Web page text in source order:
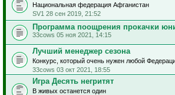
Национальная федерация Афганистан
SV1 28 сен 2019, 21:52
Программа поощрения прокачки
33cows 05 ноя 2021, 14:15
Лучший менеджер сезона
Конкурс, который очень нужен любой
33cows 03 окт 2021, 18:55
Игра Десять негритят
В живых останется один